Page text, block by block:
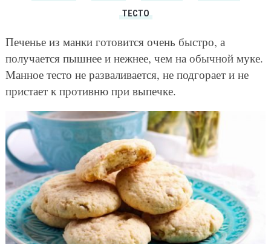
ТЕСТО
Печенье из манки готовится очень быстро, а
получается пышнее и нежнее, чем на обычной муке.
Манное тесто не разваливается, не подгорает и не
пристает к противню при выпечке.